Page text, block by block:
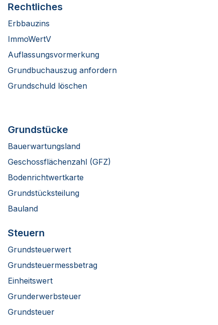
Rechtliches
Erbbauzins
ImmoWertV
Auflassungsvormerkung
Grundbuchauszug anfordern
Grundschuld löschen
Grundstücke
Bauerwartungsland
Geschossflächenzahl (GFZ)
Bodenrichtwertkarte
Grundstücksteilung
Bauland
Steuern
Grundsteuerwert
Grundsteuermessbetrag
Einheitswert
Grunderwerbsteuer
Grundsteuer